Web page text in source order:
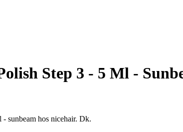
Step 3 - 5 Ml -
sunbeam hos nicehair. Dk.